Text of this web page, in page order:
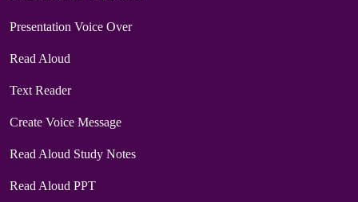
Presentation Voice Over
Read Aloud
Text Reader
Create Voice Message
Read Aloud Study Notes
Read Aloud PPT